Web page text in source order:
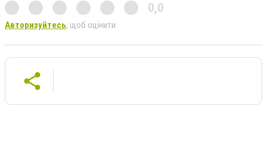
0,0
Авторизуйтесь, щоб оцінити